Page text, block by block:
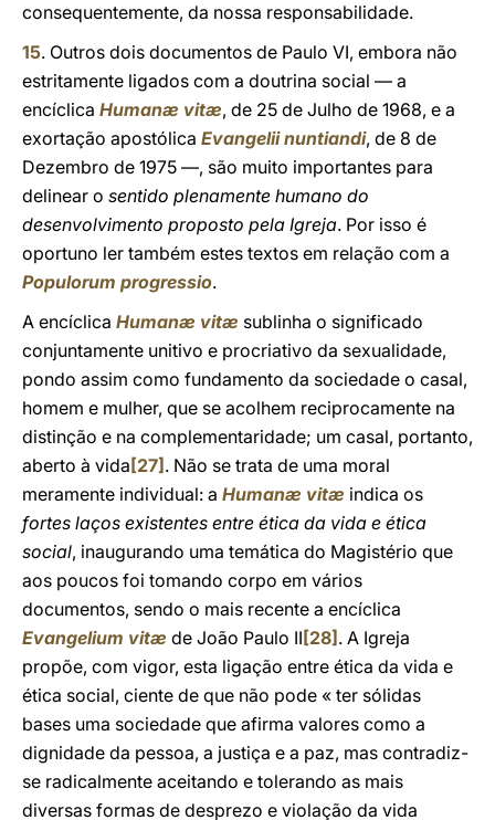
consequentemente, da nossa responsabilidade.
15. Outros dois documentos de Paulo VI, embora não
estritamente ligados com a doutrina social — a
encíclica Humanæ vitæ, de 25 de Julho de 1968, e a
exortação apostólica Evangelii nuntiandi, de 8 de
Dezembro de 1975 —, são muito importantes para
delinear o sentido plenamente humano do
desenvolvimento proposto pela Igreja. Por isso é
oportuno ler também estes textos em relação com a
Populorum progressio.
A encíclica Humanæ vitæ sublinha o significado
conjuntamente unitivo e procriativo da sexualidade,
pondo assim como fundamento da sociedade o casal,
homem e mulher, que se acolhem reciprocamente na
distinção e na complementaridade; um casal, portanto,
aberto à vida [27] . Não se trata de uma moral
meramente individual: a Humanæ vitæ indica os
fortes laços existentes entre ética da vida e ética
social, inaugurando uma temática do Magistério que
aos poucos foi tomando corpo em vários
documentos, sendo o mais recente a encíclica
Evangelium vitæ de João Paulo II [28] . A Igreja
propõe, com vigor, esta ligação entre ética da vida e
ética social, ciente de que não pode « ter sólidas
bases uma sociedade que afirma valores como a
dignidade da pessoa, a justiça e a paz, mas contradiz-
se radicalmente aceitando e tolerando as mais
diversas formas de desprezo e violação da vida